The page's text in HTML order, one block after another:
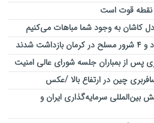
نقطه قوت است
کاشان به وجود شما مباهات می‌کنیم
پس از بمباران جلسه شورای عالی امنیت
چین در ارتفاع بالا /عکس
بین‌المللی سرمایه‌گذاری ایران و